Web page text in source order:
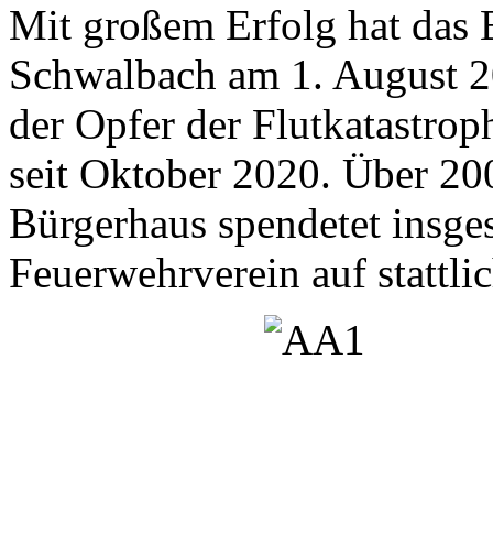
Mit großem Erfolg hat das
Schwalbach am 1. August
der Opfer der
seit Oktober 2020. Über
Bürgerhaus spendetet
Feuerwehrverein auf